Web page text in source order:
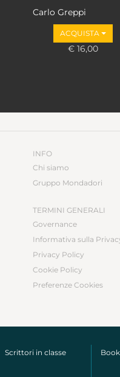
Carlo Greppi
ACQUISTA
€ 16,00
INFO
Chi siamo
Gruppo Mondadori
TERMINI GENERALI
Governance
Informativa sulla
Privacy Policy
Cookie Policy
Preferenze Cookies
Scrittori in classe